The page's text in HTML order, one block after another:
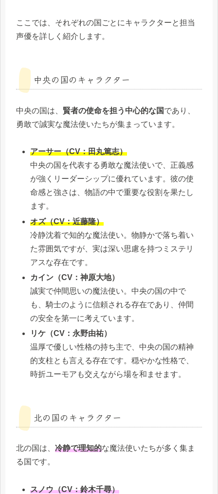
ここでは、それぞれの国ごとにキャラクターと担当
声優を詳しく紹介します。
中央の国のキャラクター
中央の国は、 賢者の使命を担う中心的な国であり、
勇敢で誠実な魔法使いたちが集まっています。
アーサー（CV：田丸篤志）
中央の国を代表する勇敢な魔法使いで、正義感
が強くリーダーシップに優れています。彼の使
命感と強さは、物語の中で重要な役割を果たし
ます。
オズ（CV：近藤隆）
冷静沈着で知的な魔法使い。物静かで落ち着い
た雰囲気ですが、実は深い思慮を持つミステリ
アスな存在です。
カイン（CV：神原大地）
誠実で仲間思いの魔法使い。中央の国の中で
も、騎士のように信頼される存在であり、仲間
の安全を第一に考えています。
リケ（CV：永野由祐）
温厚で優しい性格の持ち主で、中央の国の精神
的支柱とも言える存在です。穏やかな性格で、
時折ユーモアも交えながら場を和ませます。
北の国のキャラクター
北の国は、 冷静で理知的な魔法使いたちが多く集ま
る国です。
スノウ（CV：鈴木千尋）